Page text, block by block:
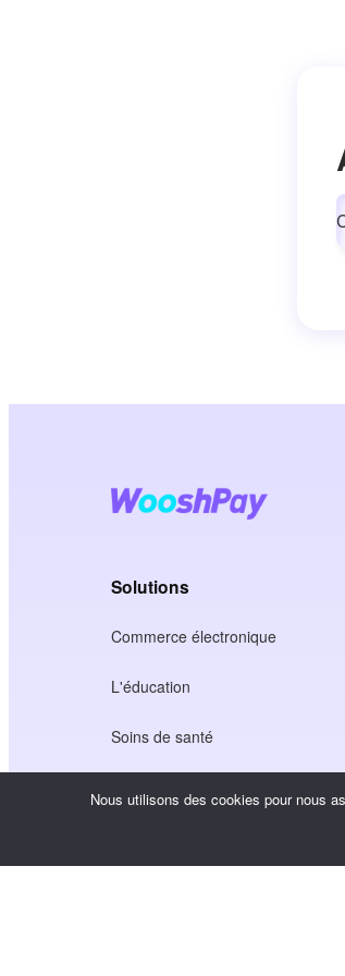
Solutions
Commerce électronique
L'éducation
Soins de santé
Nous utilisons des cookies pour nous